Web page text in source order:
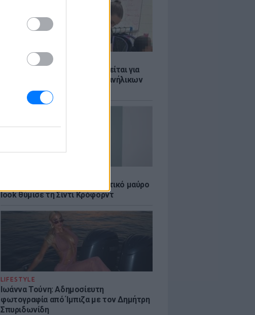
ΕΙΔΗΣΕΙΣ
ΗΠΑ: Δασκάλα χορού κατηγορείται για
σeξουαλική κακοποίηση δύο ανήλικων
μαθητών της
Κάια Γκέρμπερ: Με αποκαλυπτικό μαύρο
look θύμισε τη Σίντι Κρόφορντ
LIFESTYLE
Ιωάννα Τούνη: Αδημοσίευτη
φωτογραφία από Ίμπιζα με τον Δημήτρη
Σπυριδωνίδη